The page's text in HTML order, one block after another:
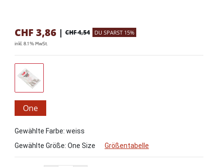
CHF 3,86 | CHF 4,54 DU SPARST 15%
inkl. 8.1 % MwSt.
One
Gewählte Farbe: weiss
Gewählte Größe: One Size Größentabelle